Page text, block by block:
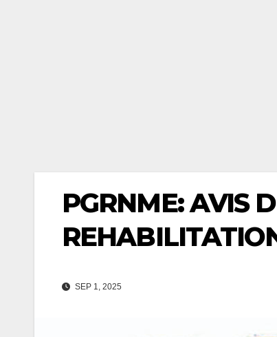
PGRNME: AVIS
SEP 1, 2025